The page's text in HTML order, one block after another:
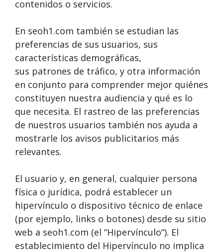
contenidos o servicios.
En seoh1.com también se estudian las
preferencias de sus usuarios, sus
características demográficas,
sus patrones de tráfico, y otra información
en conjunto para comprender mejor quiénes
constituyen nuestra audiencia y qué es lo
que necesita. El rastreo de las preferencias
de nuestros usuarios también nos ayuda a
mostrarle los avisos publicitarios más
relevantes.
El usuario y, en general, cualquier persona
física o jurídica, podrá establecer un
hipervínculo o dispositivo técnico de enlace
(por ejemplo, links o botones) desde su sitio
web a seoh1.com (el “Hipervínculo“). El
establecimiento del Hipervínculo no implica